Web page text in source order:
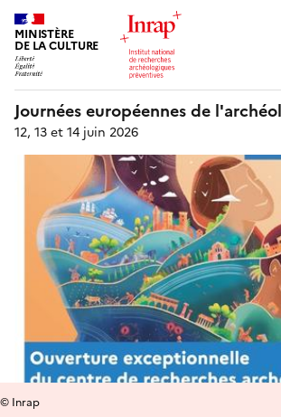
MINISTÈRE
DE LA CULTURE
Journées européennes de
12, 13 et 14 juin 2026
© Inrap